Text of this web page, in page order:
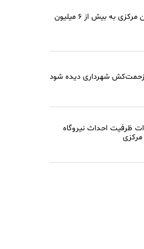
جوجه ریزی در استان مرکزی به بیش از ۶ میلیون
زحمت‌کش شهرداری دیده شود
۶۸۰۰ مگاوات ظرفیت احداث نیروگاه